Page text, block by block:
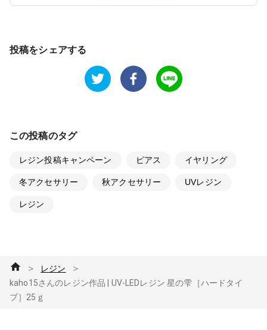
投稿をシェアする
この投稿のタグ
レジン投稿キャンペーン ピアス イヤリング
冬アクセサリー 秋アクセサリー UVレジン
レジン
＞ レジン ＞
kaho15さんのレジン作品 | UV-LEDレジン 星の雫［ハードタイ
プ］25ｇ